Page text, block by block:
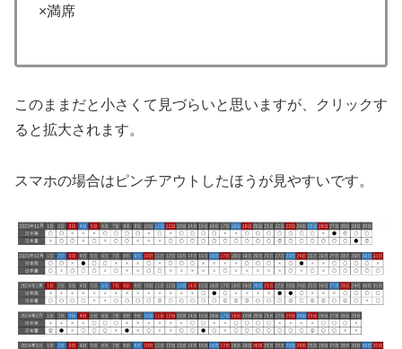
×満席
このままだと小さくて見づらいと思いますが、クリックす
ると拡大されます。
スマホの場合はピンチアウトしたほうが見やすいです。